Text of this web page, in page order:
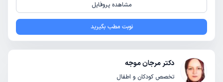
مشاهده پروفایل
نوبت مطب بگیرید
دکتر مرجان موجه
تخصص کودکان و اطفال